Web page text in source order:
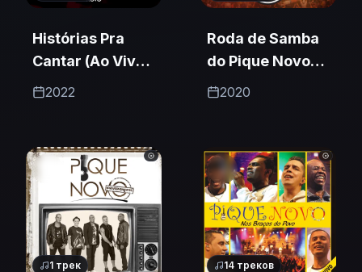
Histórias Pra
Cantar (Ao Vivo /
Vol. 1)
2022
Roda de Samba
do Pique Novo
(Ao Vivo)
2020
1 трек 14 треков